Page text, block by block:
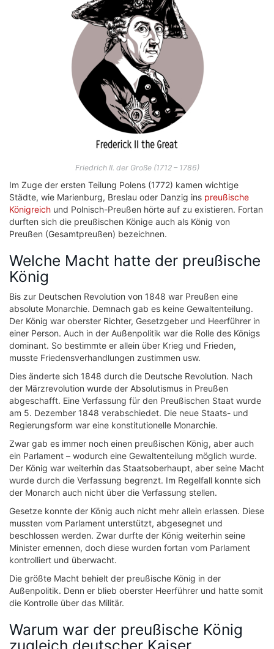
Friedrich II. der Große (1712 – 1786)
Im Zuge der ersten Teilung Polens (1772) kamen wichtige
Städte, wie Marienburg, Breslau oder Danzig ins preußische
Königreich und Polnisch-Preußen hörte auf zu existieren. Fortan
durften sich die preußischen Könige auch als König von
Preußen (Gesamtpreußen) bezeichnen.
Welche Macht hatte der preußische
König
Bis zur Deutschen Revolution von 1848 war Preußen eine
absolute Monarchie. Demnach gab es keine Gewaltenteilung.
Der König war oberster Richter, Gesetzgeber und Heerführer in
einer Person. Auch in der Außenpolitik war die Rolle des Königs
dominant. So bestimmte er allein über Krieg und Frieden,
musste Friedensverhandlungen zustimmen usw.
Dies änderte sich 1848 durch die Deutsche Revolution. Nach
der Märzrevolution wurde der Absolutismus in Preußen
abgeschafft. Eine Verfassung für den Preußischen Staat wurde
am 5. Dezember 1848 verabschiedet. Die neue Staats- und
Regierungsform war eine konstitutionelle Monarchie.
Zwar gab es immer noch einen preußischen König, aber auch
ein Parlament – wodurch eine Gewaltenteilung möglich wurde.
Der König war weiterhin das Staatsoberhaupt, aber seine Macht
wurde durch die Verfassung begrenzt. Im Regelfall konnte sich
der Monarch auch nicht über die Verfassung stellen.
Gesetze konnte der König auch nicht mehr allein erlassen. Diese
mussten vom Parlament unterstützt, abgesegnet und
beschlossen werden. Zwar durfte der König weiterhin seine
Minister ernennen, doch diese wurden fortan vom Parlament
kontrolliert und überwacht.
Die größte Macht behielt der preußische König in der
Außenpolitik. Denn er blieb oberster Heerführer und hatte somit
die Kontrolle über das Militär.
Warum war der preußische König
zugleich deutscher Kaiser